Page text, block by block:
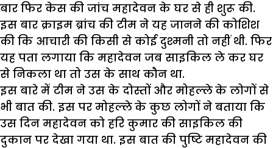
बार फिर केस की जांच महादेवन के घर से ही शुरू की.
इस बार क्राइम ब्रांच की टीम ने यह जानने की कोशिश
की कि आचारी की किसी से कोई दुश्मनी तो नहीं थी. फिर
यह पता लगाया कि महादेवन जब साइकिल ले कर घर
से निकला था तो उस के साथ कौन था.
इस बारे में टीम ने उस के दोस्तों और मोहल्ले के लोगों से
भी बात की. इस पर मोहल्ले के कुछ लोगों ने बताया कि
उस दिन महादेवन को हरि कुमार की साइकिल की
दुकान पर देखा गया था. इस बात की पुष्टि महादेवन की